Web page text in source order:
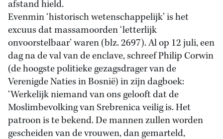
afstand hield.
Evenmin ‘historisch wetenschappelijk’ is het
excuus dat massamoorden ‘letterlijk
onvoorstelbaar’ waren (blz. 2697). Al op 12 juli, een
dag na de val van de enclave, schreef Philip Corwin
(de hoogste politieke gezagsdrager van de
Verenigde Naties in Bosnië) in zijn dagboek:
‘Werkelijk niemand van ons gelooft dat de
Moslimbevolking van Srebrenica veilig is. Het
patroon is te bekend. De mannen zullen worden
gescheiden van de vrouwen, dan gemarteld,